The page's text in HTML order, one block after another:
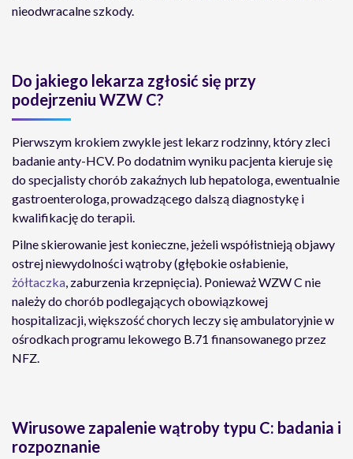
nieodwracalne szkody.
Do jakiego lekarza zgłosić się przy
podejrzeniu WZW C?
Pierwszym krokiem zwykle jest lekarz rodzinny, który zleci
badanie anty-HCV. Po dodatnim wyniku pacjenta kieruje się
do specjalisty chorób zakaźnych lub hepatologa, ewentualnie
gastroenterologa, prowadzącego dalszą diagnostykę i
kwalifikację do terapii.
Pilne skierowanie jest konieczne, jeżeli współistnieją objawy
ostrej niewydolności wątroby (głębokie osłabienie,
żółtaczka, zaburzenia krzepnięcia). Ponieważ WZW C nie
należy do chorób podlegających obowiązkowej
hospitalizacji, większość chorych leczy się ambulatoryjnie w
ośrodkach programu lekowego B.71 finansowanego przez
NFZ.
Wirusowe zapalenie wątroby typu C: badania i
rozpoznanie